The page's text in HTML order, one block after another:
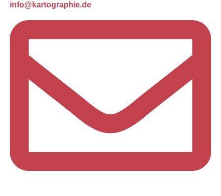
info@kartographie.de